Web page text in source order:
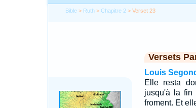
Bible > Ruth >Chapitre 2 > Verset 23
Versets
Louis
Elle resta
jusqu'à la fin
froment. Et